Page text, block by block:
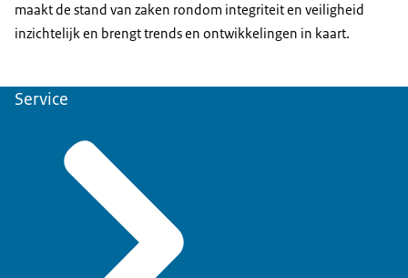
maakt de stand van zaken rondom integriteit en veiligheid
inzichtelijk en brengt trends en ontwikkelingen in kaart.
Service